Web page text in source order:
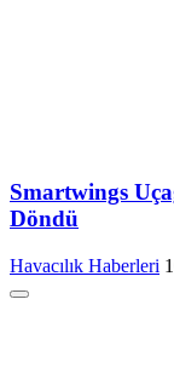
Smartwings
Döndü
Havacılık Haberleri